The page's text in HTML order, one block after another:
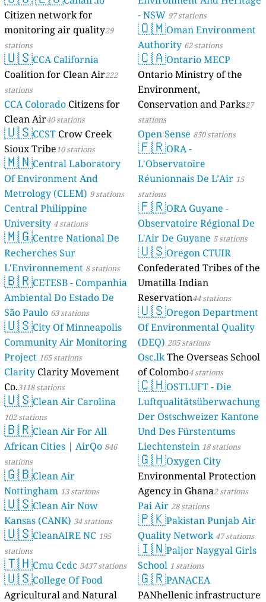
Citizen network for
monitoring air quality29
stations
🇺🇸CCA California
Coalition for Clean Air222
stations
CCA Colorado Citizens for
Clean Air40 stations
🇺🇸CCST Crow Creek
Sioux Tribe10 stations
🇲🇳Central Laboratory
Of Environment And
Metrology (CLEM) 9 stations
Central Philippine
University 4 stations
🇲🇬Centre National De
Recherches Sur
L'Environnement 8 stations
🇧🇷CETESB - Companhia
Ambiental Do Estado De
São Paulo 63 stations
🇺🇸City Of Minneapolis
Community Air Monitoring
Project 165 stations
Clarity Clarity Movement
Co.3118 stations
🇺🇸Clean Air Carolina
102 stations
🇧🇷Clean Air For All
African Cities | AirQo 846
stations
🇬🇧Clean Air
Nottingham 13 stations
🇺🇸Clean Air Now
Kansas (CANK) 34 stations
🇺🇸CleanAIRE NC 195
stations
🇹🇭Cmu Ccdc 3437 stations
🇺🇸College Of Food
Agricultural and Natural
- NSW 97 stations
🇴🇲Oman Environment
Authority 62 stations
🇨🇦Ontario MECP
Ontario Ministry of the
Environment,
Conservation and Parks27
stations
Open Sense 850 stations
🇫🇷ORA -
L'Observatoire
Réunionnais De L’Air 15
stations
🇫🇷ORA Guyane -
Observatoire Régional De
L'Air De Guyane 5 stations
🇺🇸Oregon CTUIR
Confederated Tribes of the
Umatilla Indian
Reservation44 stations
🇺🇸Oregon Department
Of Environmental Quality
(DEQ) 205 stations
Osc.lkThe Overseas School
of Colombo4 stations
🇨🇭OSTLUFT - Die
Luftqualitätsüberwachung
Der Ostschweizer Kantone
Und Des Fürstentums
Liechtenstein 18 stations
🇬🇭Oxygen City
Environmental Protection
Agency in Ghana2 stations
Pai Air 28 stations
🇵🇰Pakistan Punjab Air
Quality Network 47 stations
🇮🇳Paljor Naygyal Girls
School 1 stations
🇬🇷PANACEA
PANhellenic infrastructure